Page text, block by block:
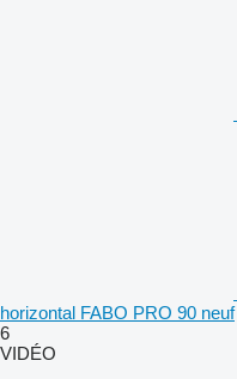
horizontal FABO PRO 90 neuf
6
VIDÉO